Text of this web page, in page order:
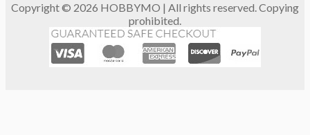
Copyright © 2026 HOBBYMO | All rights reserved. Copying
prohibited.